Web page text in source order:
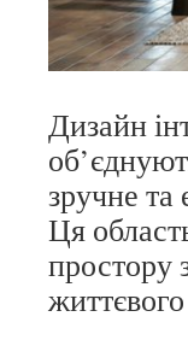
Дизайн
зручне
Ця
простору